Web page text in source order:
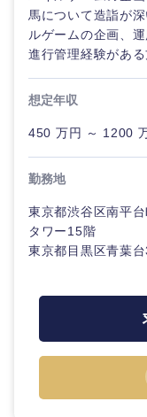
馬について造詣が
ルゲームの企画、
進行管理経験があ
想定年収
450 万円 ～ 1200
勤務地
東京都渋谷区南平
タワー15階
東京都目黒区青葉